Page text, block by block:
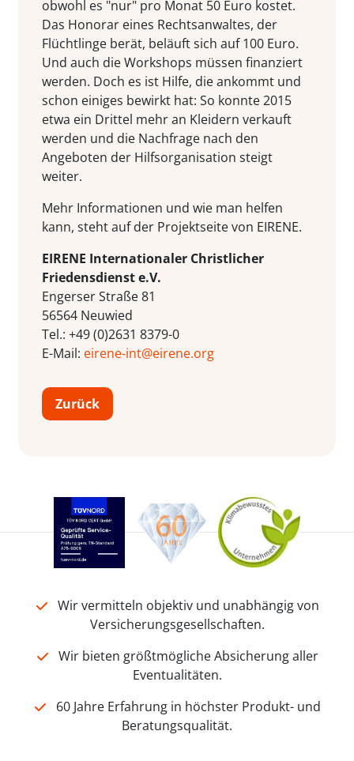
obwohl es "nur" pro Monat 50 Euro kostet.
Das Honorar eines Rechtsanwaltes, der
Flüchtlinge berät, beläuft sich auf 100 Euro.
Und auch die Workshops müssen finanziert
werden. Doch es ist Hilfe, die ankommt und
schon einiges bewirkt hat: So konnte 2015
etwa ein Drittel mehr an Kleidern verkauft
werden und die Nachfrage nach den
Angeboten der Hilfsorganisation steigt
weiter.
Mehr Informationen und wie man helfen
kann, steht auf der Projektseite von EIRENE.
EIRENE Internationaler Christlicher
Friedensdienst e.V.
Engerser Straße 81
56564 Neuwied
Tel.: +49 (0)2631 8379-0
E-Mail: eirene-int@eirene.org
Zurück
Wir vermitteln objektiv und unabhängig von
Versicherungsgesellschaften.
Wir bieten größtmögliche Absicherung aller
Eventualitäten.
60 Jahre Erfahrung in höchster Produkt- und
Beratungsqualität.